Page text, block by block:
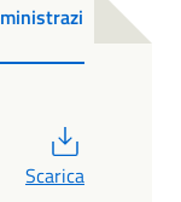
Scarica